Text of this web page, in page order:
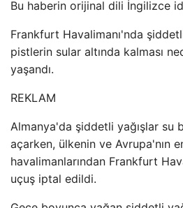
Bu haberin orijinal dili İngilizce
Frankfurt Havalimanı'nda
pistlerin sular altında kalması
yaşandı.
REKLAM
Almanya'da şiddetli yağışlar su
açarken, ülkenin ve Avrupa'nın
havalimanlarından Frankfurt
uçuş iptal edildi.